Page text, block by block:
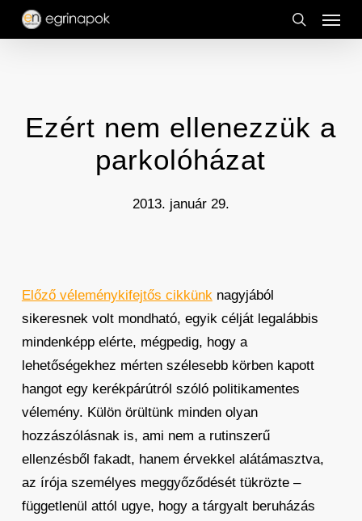
Skip
search
Menu
Ezért nem ellenezzük a
parkolóházat
2013. január 29.
Előző véleménykifejtős cikkünknagyjából
sikeresnek volt mondható, egyik célját legalábbis
mindenképp elérte, mégpedig, hogy a
lehetőségekhez mérten szélesebb körben kapott
hangot egy kerékpárútról szóló politikamentes
vélemény. Külön örültünk minden olyan
hozzászólásnak is, ami nem a rutinszerű
ellenzésből fakadt, hanem érvekkel alátámasztva,
az írója személyes meggyőződését tükrözte –
függetlenül attól ugye, hogy a tárgyalt beruházás